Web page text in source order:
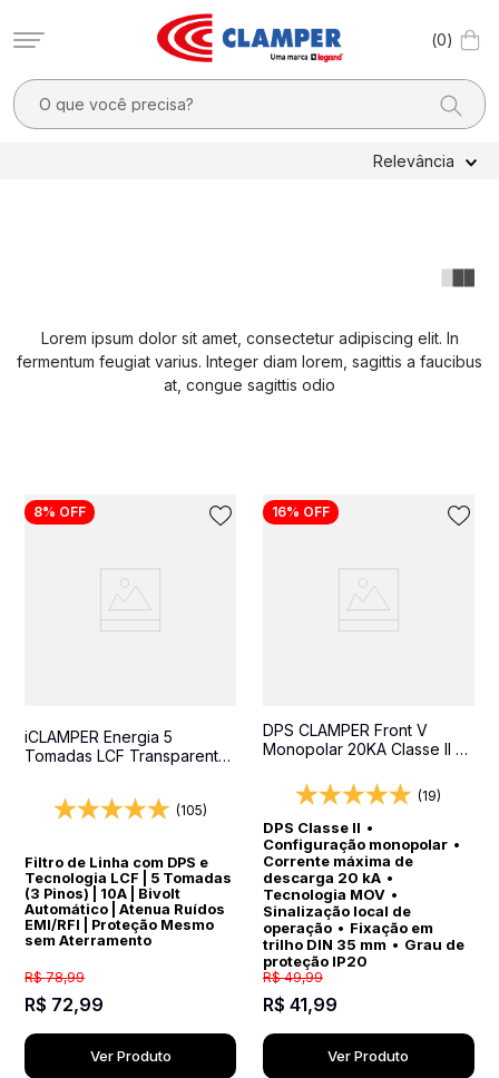
0
O que você precisa?
Relevância
Lorem ipsum dolor sit amet, consectetur adipiscing elit. In
fermentum feugiat varius. Integer diam lorem, sagittis a faucibus
at, congue sagittis odio
8% OFF
iCLAMPER Energia 5
Tomadas LCF Transparente
Elétrico DPS Bivolt
(105)
Filtro de Linha com DPS e
Tecnologia LCF | 5 Tomadas
(3 Pinos) | 10A | Bivolt
Automático | Atenua Ruídos
EMI/RFI | Proteção Mesmo
sem Aterramento
R$ 78,99
R$ 72,99
Ver Produto
16% OFF
DPS CLAMPER Front V
Monopolar 20KA Classe II -
quadros elétricos
(19)
DPS Classe II •
Configuração monopolar•
Corrente máxima de
descarga 20 kA•
Tecnologia MOV•
Sinalização local de
operação• Fixação em
trilho DIN 35 mm • Grau de
proteção IP20
R$ 49,99
R$ 41,99
Ver Produto
5º
fotovoltaico
9º
2